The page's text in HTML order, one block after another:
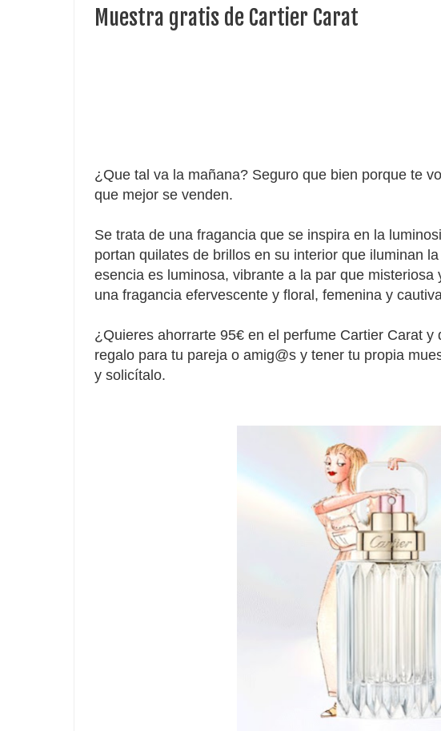
Muestra gratis de Cartier Carat
¿Que tal va la mañana? Seguro que bien porque te
que mejor se venden.
Se trata de una fragancia que se inspira en la
portan quilates de brillos en su interior que iluminan
esencia es luminosa, vibrante a la par que
una fragancia efervescente y floral, femenina y
¿Quieres ahorrarte 95€ en el perfume Cartier Carat
regalo para tu pareja o amig@s y tener tu propia
y solicítalo.